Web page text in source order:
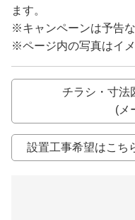
ます。
※キャンペーンは予告
※ページ内の写真はイ
チラシ・寸法
(メ
設置工事希望はこち